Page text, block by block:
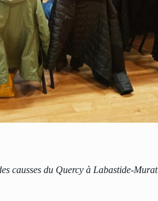
causses du Quercy à Labastide-Murat